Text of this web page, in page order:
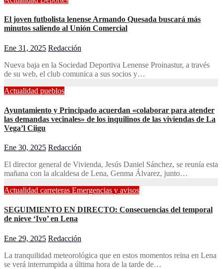
El joven futbolista lenense Armando Quesada buscará más
minutos saliendo al Unión Comercial
Ene 31, 2025 Redacción
Nueva baja en la Sociedad Deportiva Lenense Proinastur, a través
de su web, el club comunica a sus socios y…
Actualidad pueblos
Ayuntamiento y Principado acuerdan «colaborar para atender
las demandas vecinales» de los inquilinos de las viviendas de La
Vega’l Ciigu
Ene 30, 2025 Redacción
El director general de Vivienda, Jesús Daniel Sánchez, se reunía esta
mañana con la alcaldesa de Lena, Genma Álvarez, junto…
Actualidad carreteras Emergencias y avisos
SEGUIMIENTO EN DIRECTO: Consecuencias del temporal
de nieve ‘Ivo’ en Lena
Ene 29, 2025 Redacción
La tranquilidad meteorológica que en estos momentos reina en Lena
se verá interrumpida a última hora de la tarde de…